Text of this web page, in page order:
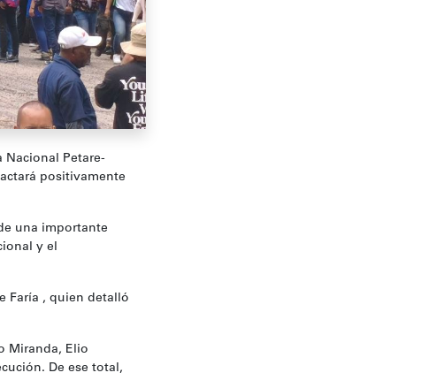
Nacional Petare-
positivamente
una importante
y el
Faría , quien detalló
Miranda, Elio
De ese total,